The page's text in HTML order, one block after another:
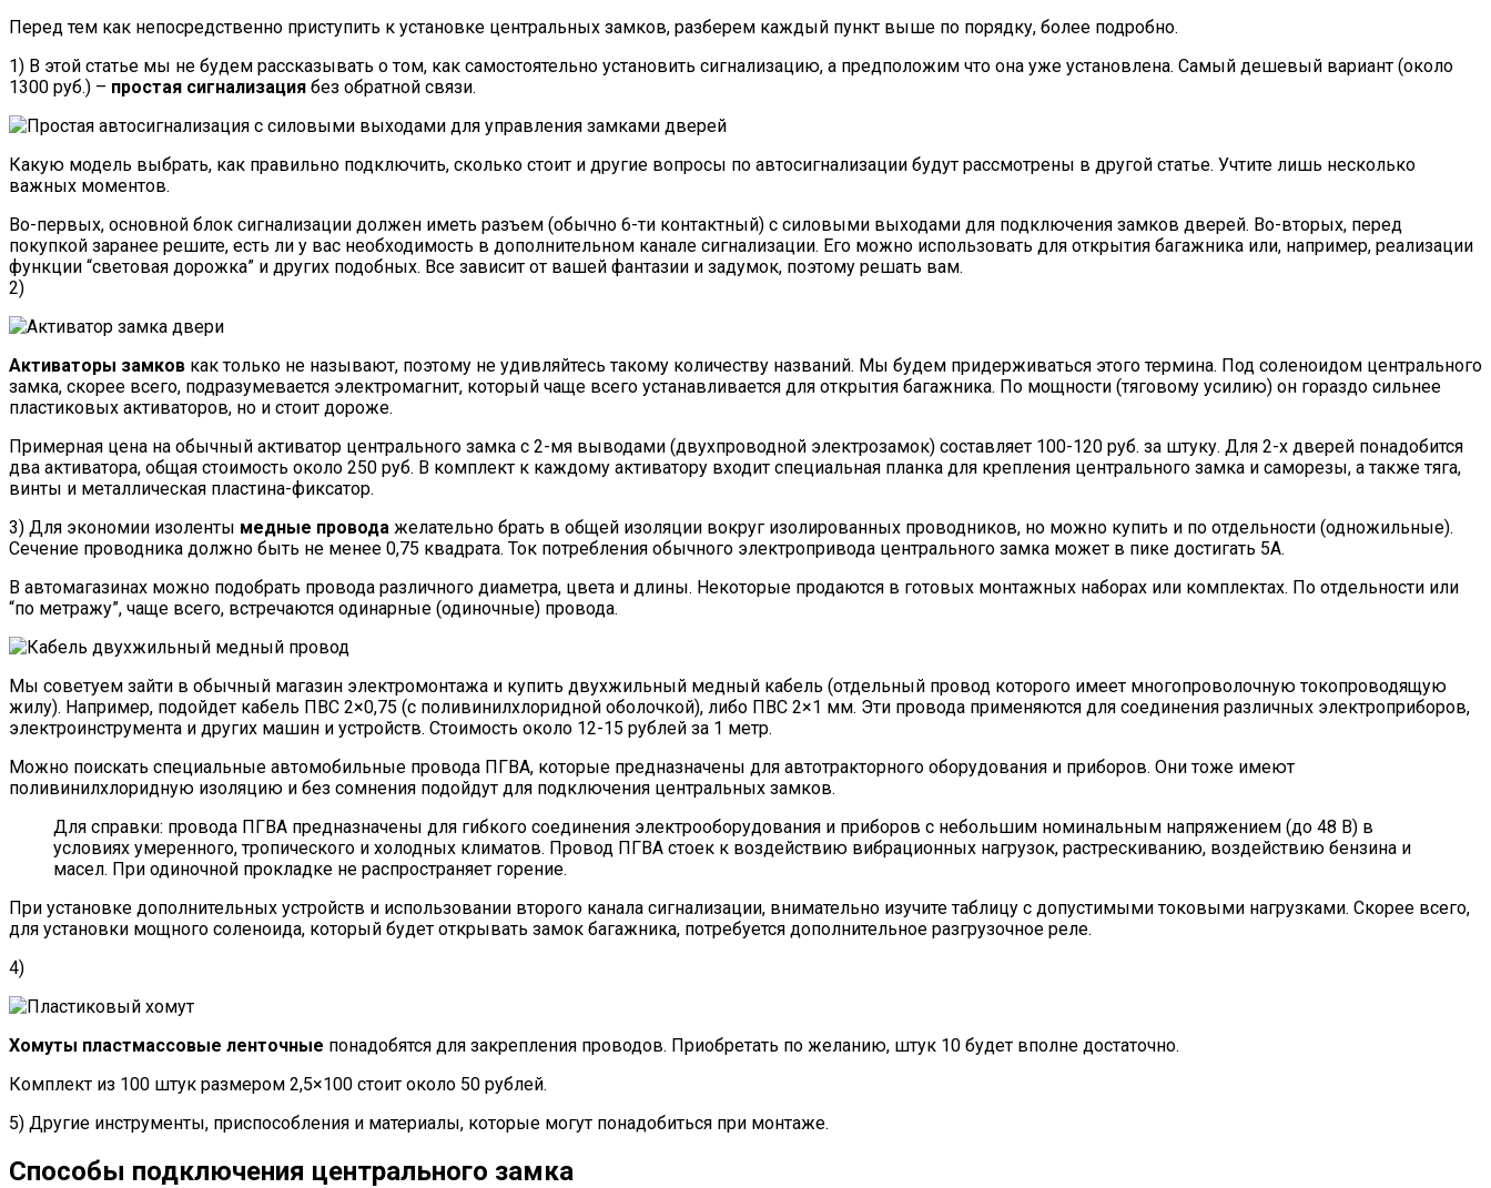
Перед тем как непосредственно приступить к установке центральных замков, разберем каждый пункт выше по порядку, более подробно.
1) В этой статье мы не будем рассказывать о том, как самостоятельно установить сигнализацию, а предположим что она уже установлена. Самый дешевый вариант (около
1300 руб.) – простая сигнализация без обратной связи.
Какую модель выбрать, как правильно подключить, сколько стоит и другие вопросы по автосигнализации будут рассмотрены в другой статье. Учтите лишь несколько
важных моментов.
Во-первых, основной блок сигнализации должен иметь разъем (обычно 6-ти контактный) с силовыми выходами для подключения замков дверей. Во-вторых, перед
покупкой заранее решите, есть ли у вас необходимость в дополнительном канале сигнализации. Его можно использовать для открытия багажника или, например, реализации
функции “световая дорожка” и других подобных. Все зависит от вашей фантазии и задумок, поэтому решать вам.
2)
Активаторы замков как только не называют, поэтому не удивляйтесь такому количеству названий. Мы будем придерживаться этого термина. Под соленоидом центрального
замка, скорее всего, подразумевается электромагнит, который чаще всего устанавливается для открытия багажника. По мощности (тяговому усилию) он гораздо сильнее
пластиковых активаторов, но и стоит дороже.
Примерная цена на обычный активатор центрального замка с 2-мя выводами (двухпроводной электрозамок) составляет 100-120 руб. за штуку. Для 2-х дверей понадобится
два активатора, общая стоимость около 250 руб. В комплект к каждому активатору входит специальная планка для крепления центрального замка и саморезы, а также тяга,
винты и металлическая пластина-фиксатор.
3) Для экономии изоленты медные провода желательно брать в общей изоляции вокруг изолированных проводников, но можно купить и по отдельности (одножильные).
Сечение проводника должно быть не менее 0,75 квадрата. Ток потребления обычного электропривода центрального замка может в пике достигать 5А.
В автомагазинах можно подобрать провода различного диаметра, цвета и длины. Некоторые продаются в готовых монтажных наборах или комплектах. По отдельности или
“по метражу”, чаще всего, встречаются одинарные (одиночные) провода.
Мы советуем зайти в обычный магазин электромонтажа и купить двухжильный медный кабель (отдельный провод которого имеет многопроволочную токопроводящую
жилу). Например, подойдет кабель ПВС 2×0,75 (с поливинилхлоридной оболочкой), либо ПВС 2×1 мм. Эти провода применяются для соединения различных электроприборов,
электроинструмента и других машин и устройств. Стоимость около 12-15 рублей за 1 метр.
Можно поискать специальные автомобильные провода ПГВА, которые предназначены для автотракторного оборудования и приборов. Они тоже имеют
поливинилхлоридную изоляцию и без сомнения подойдут для подключения центральных замков.
Для справки: провода ПГВА предназначены для гибкого соединения электрооборудования и приборов с небольшим номинальным напряжением (до 48 В) в
условиях умеренного, тропического и холодных климатов. Провод ПГВА стоек к воздействию вибрационных нагрузок, растрескиванию, воздействию бензина и
масел. При одиночной прокладке не распространяет горение.
При установке дополнительных устройств и использовании второго канала сигнализации, внимательно изучите таблицу с допустимыми токовыми нагрузками. Скорее всего,
для установки мощного соленоида, который будет открывать замок багажника, потребуется дополнительное разгрузочное реле.
4)
Хомуты пластмассовые ленточные понадобятся для закрепления проводов. Приобретать по желанию, штук 10 будет вполне достаточно.
Комплект из 100 штук размером 2,5×100 стоит около 50 рублей.
5) Другие инструменты, приспособления и материалы, которые могут понадобиться при монтаже.
Способы подключения центрального замка